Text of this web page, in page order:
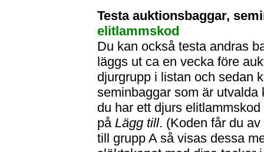
Testa auktionsbaggar,
elitlammskod
Du kan också testa andras
läggs ut ca en vecka före
djurgrupp i listan och sedan
seminbaggar som är
du har ett djurs
påLägg till. (Koden får du
till grupp A så visas dessa